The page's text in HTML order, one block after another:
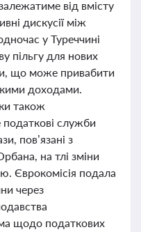
від вмісту
дискусії між
у Туреччині
пільгу для нових
що може привабити
доходами.
також
податкові служби
пов’язані з
на тлі зміни
Єврокомісія подала
через
щодо податкових